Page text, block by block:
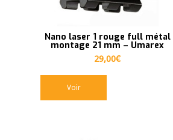
Nano laser 1 rouge full métal
montage 21 mm – Umarex
29,00€
Voir